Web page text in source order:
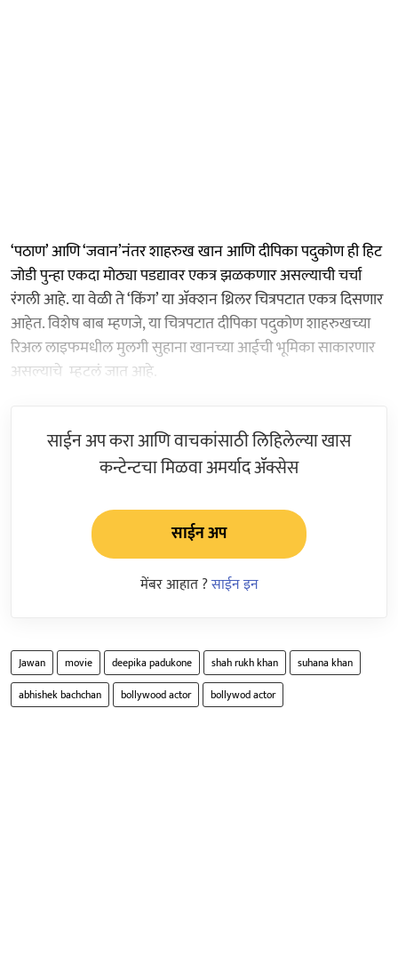
‘पठाण’ आणि ‘जवान’नंतर शाहरुख खान आणि दीपिका पदुकोण ही हिट
जोडी पुन्हा एकदा मोठ्या पडद्यावर एकत्र झळकणार असल्याची चर्चा
रंगली आहे. या वेळी ते ‘किंग’ या अ‍ॅक्शन थ्रिलर चित्रपटात एकत्र दिसणार
आहेत. विशेष बाब म्हणजे, या चित्रपटात दीपिका पदुकोण शाहरुखच्या
रिअल लाइफमधील मुलगी सुहाना खानच्या आईची भूमिका साकारणार
असल्याचे म्हटलं जात आहे.
साईन अप करा आणि वाचकांसाठी लिहिलेल्या खास
कन्टेन्टचा मिळवा अमर्याद ॲक्सेस
साईन अप
मेंबर आहात ?साईन इन
Jawan movie deepika padukone shah rukh khan
suhana khan
abhishek bachchan
bollywood actor bollywod actor